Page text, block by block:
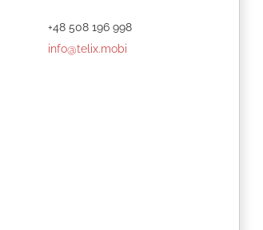
+48 508 196 998
info@telix.mobi